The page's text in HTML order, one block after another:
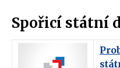
Spořicí státní